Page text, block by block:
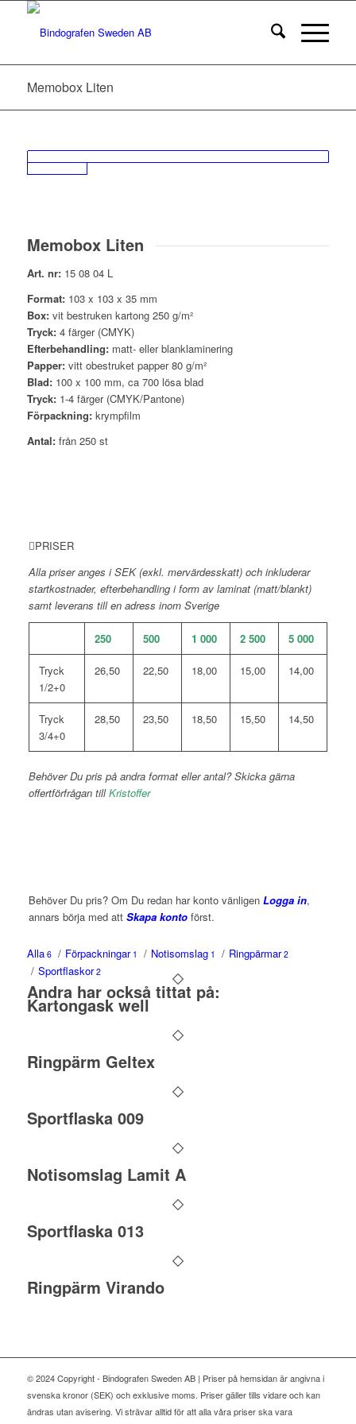
Memobox Liten
Memobox Liten
Art. nr:15 08 04 L
Format:103 x 103 x 35 mm
Box:vit bestruken kartong 250 g/m²
Tryck:4 färger (CMYK)
Efterbehandling:matt- eller blanklaminering
Papper:vitt obestruket papper 80 g/m²
Blad:100 x 100 mm, ca 700 lösa blad
Tryck:1-4 färger (CMYK/Pantone)
Förpackning:krympfilm
Antal:från 250 st
PRISER
Alla priser anges i SEK (exkl. mervärdesskatt) och inkluderar
startkostnader, efterbehandling i form av laminat (matt/blankt)
samt leverans till en adress inom Sverige
250 500 1 000 2 500 5 000
Tryck
1/2+0
26,50 22,50 18,00 15,00 14,00
Tryck
3/4+0
28,50 23,50 18,50 15,50 14,50
Behöver Du pris på andra format eller antal? Skicka gärna
offertförfrågan tillKristoffer
Behöver Du pris? Om Du redan har konto vänligen Logga in,
annars börja med att Skapa kontoförst.
Andra har också tittat på:
Alla6 / Förpackningar1 / Notisomslag1 / Ringpärmar2
/ Sportflaskor2
Kartongask well
Ringpärm Geltex
Sportflaska 009
Notisomslag Lamit A
Sportflaska 013
Ringpärm Virando
© 2024 Copyright - Bindografen Sweden AB | Priser på hemsidan är angivna i
svenska kronor (SEK) och exklusive moms. Priser gäller tills vidare och kan
ändras utan avisering. Vi strävar alltid för att alla våra priser ska vara